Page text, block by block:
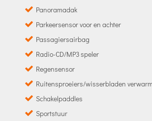
Panoramadak
Parkeersensor voor en achter
Passagiersairbag
Radio-CD/MP3 speler
Regensensor
Ruitensproeiers/wisserbladen
Schakelpaddles
Sportstuur